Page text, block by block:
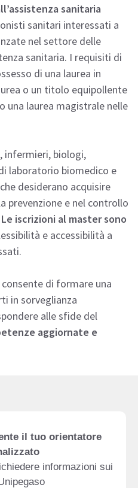
sanitaria
sanitari interessati a
nel settore delle
sanitaria. I requisiti di
di una laurea in
o un titolo equipollente
una laurea magistrale nelle
infermieri, biologi,
laboratorio biomedico e
desiderano acquisire
prevenzione e nel controllo
Le iscrizioni al master sono
e accessibilità a
di formare una
in sorveglianza
alle sfide del
aggiornate e
il tuo orientatore
informazioni sui